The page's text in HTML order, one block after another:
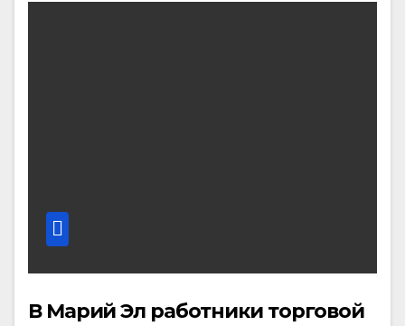
В Марий Эл работники торговой